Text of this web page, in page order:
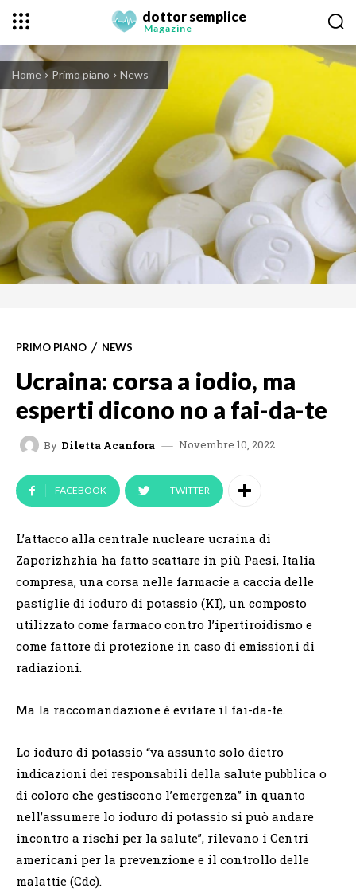
dottor semplice
Magazine
Home Primo piano News
PRIMO PIANO NEWS
Ucraina: corsa a iodio, ma
esperti dicono no a fai-da-te
By Diletta Acanfora Novembre 10, 2022
FACEBOOK TWITTER
L’attacco alla centrale nucleare ucraina di
Zaporizhzhia ha fatto scattare in più Paesi, Italia
compresa, una corsa nelle farmacie a caccia delle
pastiglie di ioduro di potassio (KI), un composto
utilizzato come farmaco contro l’ipertiroidismo e
come fattore di protezione in caso di emissioni di
radiazioni.
Ma la raccomandazione è evitare il fai-da-te.
Lo ioduro di potassio “va assunto solo dietro
indicazioni dei responsabili della salute pubblica o
di coloro che gestiscono l’emergenza” in quanto
nell’assumere lo ioduro di potassio si può andare
incontro a rischi per la salute”, rilevano i Centri
americani per la prevenzione e il controllo delle
malattie (Cdc).